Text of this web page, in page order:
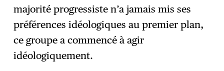
majorité progressiste n’a jamais mis ses
préférences idéologiques au premier plan,
ce groupe a commencé à agir
idéologiquement.